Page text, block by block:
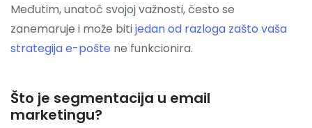
Nazovite
Međutim, unatoč svojoj važnosti, često se
zanemaruje i može bitijedan od razloga zašto vaša
strategija e-pošte ne funkcionira.
Što je segmentacija u email
marketingu?